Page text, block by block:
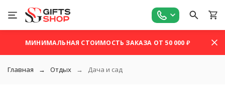
МИНИМАЛЬНАЯ СТОИМОСТЬ ЗАКАЗА ОТ 50 000 ₽
Главная Отдых Дача и сад